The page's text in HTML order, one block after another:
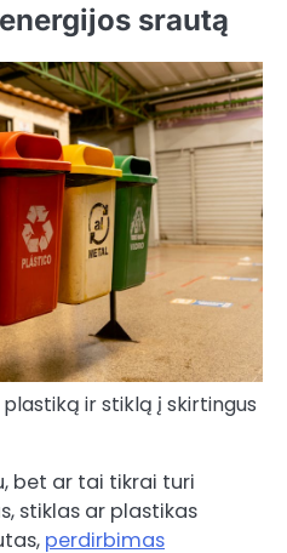
srautą
ir stiklą į skirtingus
bet ar tai tikrai turi
stiklas ar plastikas
perdirbimas